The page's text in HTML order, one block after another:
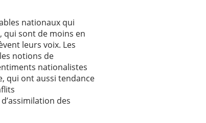
nationaux qui
qui sont de moins en
leurs voix. Les
notions de
nationalistes
qui ont aussi tendance
des